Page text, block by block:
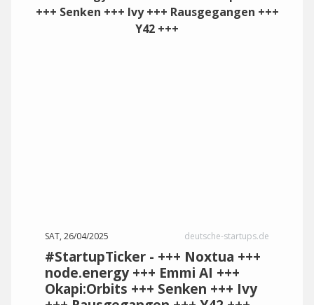
SAT, 26/04/2025 deutsche-startups.de
#StartupTicker - +++ Noxtua +++
node.energy +++ Emmi AI +++
Okapi:Orbits +++ Senken +++ Ivy